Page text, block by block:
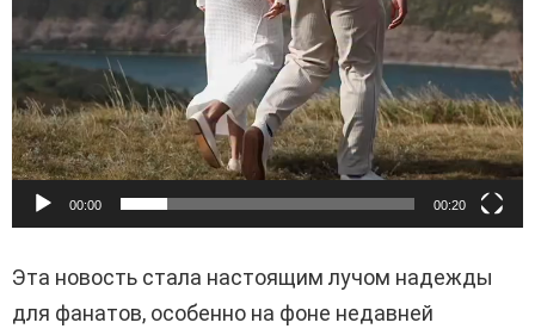
00:00 00:20
Эта новость стала настоящим лучом надежды
для фанатов, особенно на фоне недавней